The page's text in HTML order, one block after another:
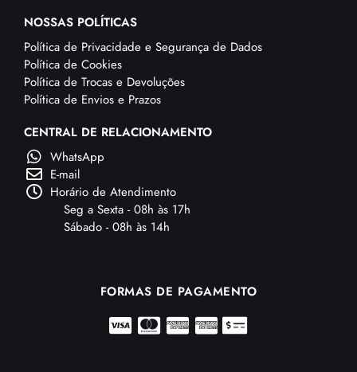
NOSSAS POLÍTICAS
Política de Privacidade e Segurança de Dados
Política de Cookies
Política de Trocas e Devoluções
Política de Envios e Prazos
CENTRAL DE RELACIONAMENTO
WhatsApp
E-mail
Horário de Atendimento
Seg a Sexta - 08h às 17h
Sábado - 08h às 14h
FORMAS DE PAGAMENTO